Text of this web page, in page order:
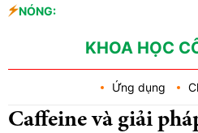
NÓNG:
KHOA HỌC
Ứng dụng
Caffeine và giải